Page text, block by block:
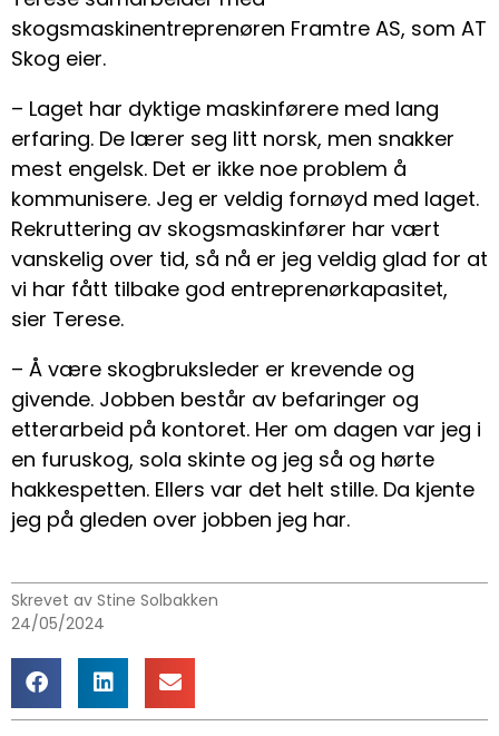
skogsmaskinentreprenøren Framtre AS, som AT
Skog eier.
– Laget har dyktige maskinførere med lang
erfaring. De lærer seg litt norsk, men snakker
mest engelsk. Det er ikke noe problem å
kommunisere. Jeg er veldig fornøyd med laget.
Rekruttering av skogsmaskinfører har vært
vanskelig over tid, så nå er jeg veldig glad for at
vi har fått tilbake god entreprenørkapasitet,
sier Terese.
– Å være skogbruksleder er krevende og
givende. Jobben består av befaringer og
etterarbeid på kontoret. Her om dagen var jeg i
en furuskog, sola skinte og jeg så og hørte
hakkespetten. Ellers var det helt stille. Da kjente
jeg på gleden over jobben jeg har.
Skrevet av Stine Solbakken
24/05/2024